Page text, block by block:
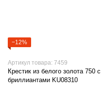
−12%
Артикул товара: 7459
Крестик из белого золота 750 с
бриллиантами KU08310